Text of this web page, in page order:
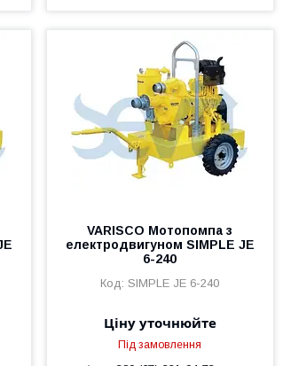
VARISCO Мотопомпа з
електродвигуном SIMPLE JE
6-240
SIMPLE JE 6-240
Ціну уточнюйте
Під замовлення